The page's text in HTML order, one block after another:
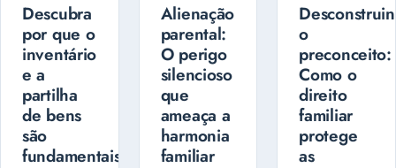
Descubra
por que o
inventário
e a
partilha
de bens
são
fundamentais
Alienação
parental:
O perigo
silencioso
que
ameaça a
harmonia
familiar
o
preconceito:
Como o
direito
familiar
protege
as